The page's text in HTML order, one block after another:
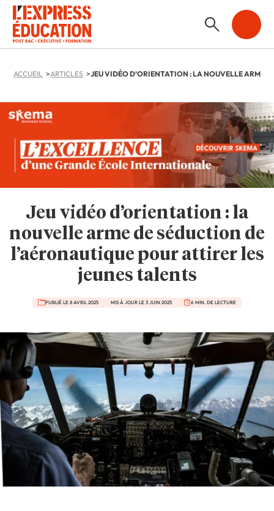
ACCUEIL ARTICLES
Jeu vidéo d’orientation : la
nouvelle arme de séduction de
l’aéronautique pour attirer les
jeunes talents
PUBLIÉ LE 8 AVRIL 2025 MIS À JOUR LE 3 JUIN 2025 6 MIN. DE LECTURE